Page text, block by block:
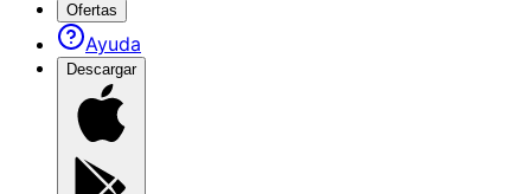
Ofertas
Ayuda
Descargar